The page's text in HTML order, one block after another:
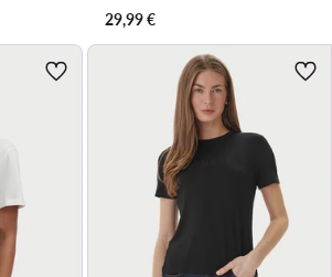
29,99€